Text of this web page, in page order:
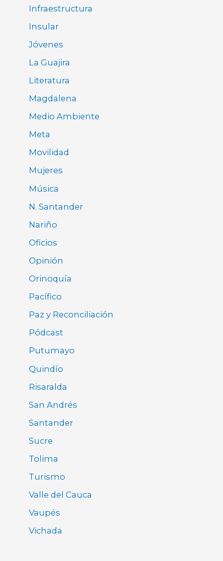
Infraestructura
Insular
Jóvenes
La Guajira
Literatura
Magdalena
Medio Ambiente
Meta
Movilidad
Mujeres
Música
N. Santander
Nariño
Oficios
Opinión
Orinoquía
Pacífico
Paz y Reconciliación
Pódcast
Putumayo
Quindío
Risaralda
San Andrés
Santander
Sucre
Tolima
Turismo
Valle del Cauca
Vaupés
Vichada